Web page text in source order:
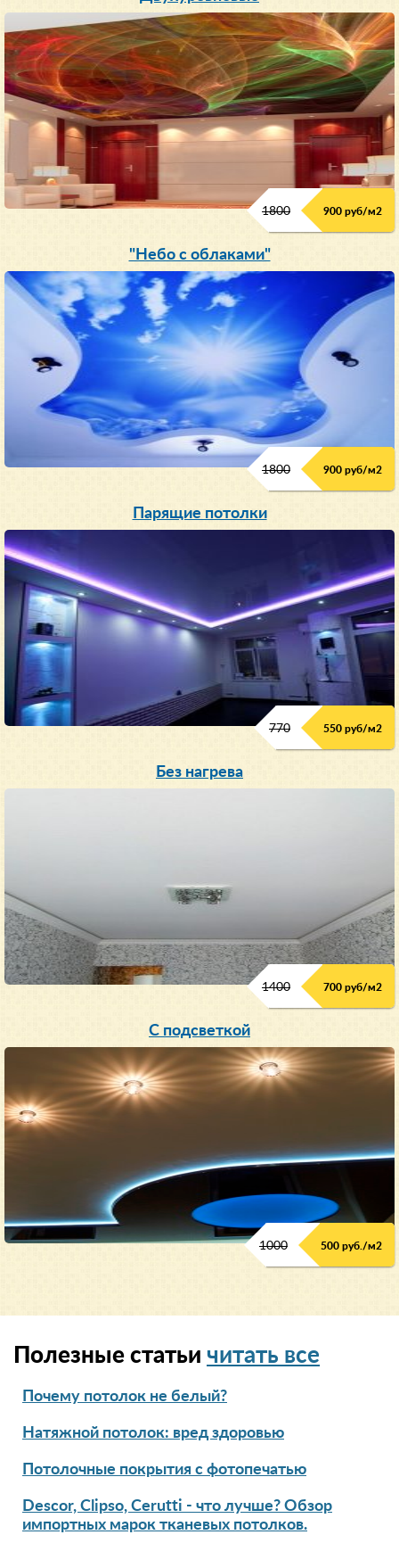
1800 900 руб/м2
"Небо с облаками"
1800 900 руб/м2
Парящие потолки
770 550 руб/м2
Без нагрева
1400 700 руб/м2
С подсветкой
1000 500 руб./м2
Полезные статьи читать все
Почему потолок не белый?
Натяжной потолок: вред здоровью
Потолочные покрытия с фотопечатью
Descor, Clipso, Cerutti - что лучше? Обзор
импортных марок тканевых потолков.